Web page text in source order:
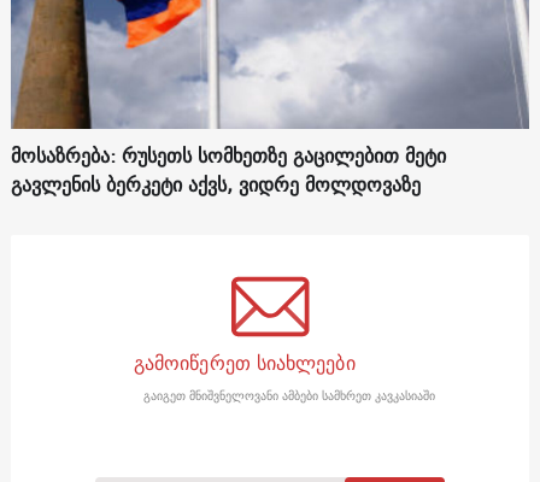
მოსაზრება: რუსეთს სომხეთზე გაცილებით მეტი
გავლენის ბერკეტი აქვს, ვიდრე მოლდოვაზე
გამოიწერეთ სიახლეები
გაიგეთ მნიშვნელოვანი ამბები სამხრეთ კავკასიაში